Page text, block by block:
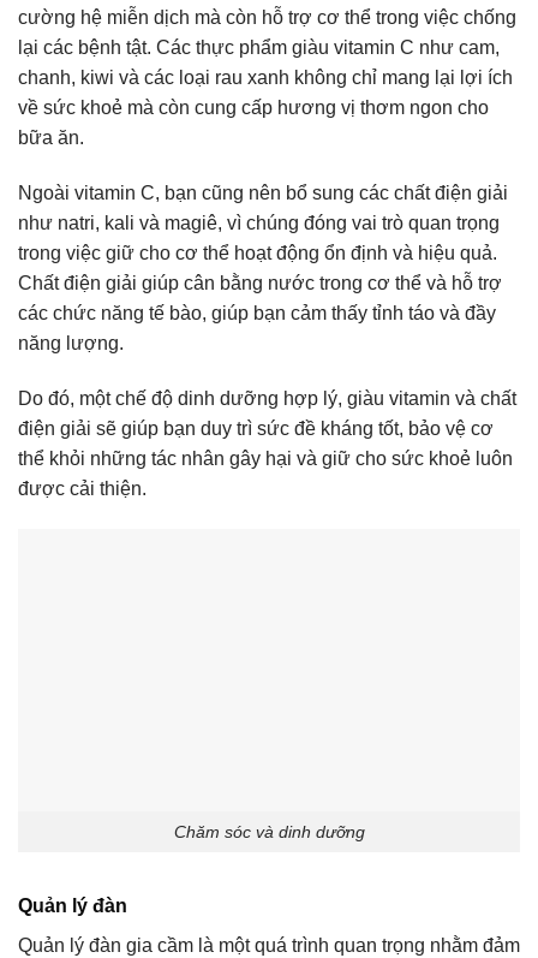
cường hệ miễn dịch mà còn hỗ trợ cơ thể trong việc chống
lại các bệnh tật. Các thực phẩm giàu vitamin C như cam,
chanh, kiwi và các loại rau xanh không chỉ mang lại lợi ích
về sức khoẻ mà còn cung cấp hương vị thơm ngon cho
bữa ăn.
Ngoài vitamin C, bạn cũng nên bổ sung các chất điện giải
như natri, kali và magiê, vì chúng đóng vai trò quan trọng
trong việc giữ cho cơ thể hoạt động ổn định và hiệu quả.
Chất điện giải giúp cân bằng nước trong cơ thể và hỗ trợ
các chức năng tế bào, giúp bạn cảm thấy tỉnh táo và đầy
năng lượng.
Do đó, một chế độ dinh dưỡng hợp lý, giàu vitamin và chất
điện giải sẽ giúp bạn duy trì sức đề kháng tốt, bảo vệ cơ
thể khỏi những tác nhân gây hại và giữ cho sức khoẻ luôn
được cải thiện.
Chăm sóc và dinh dưỡng
Quản lý đàn
Quản lý đàn gia cầm là một quá trình quan trọng nhằm đảm